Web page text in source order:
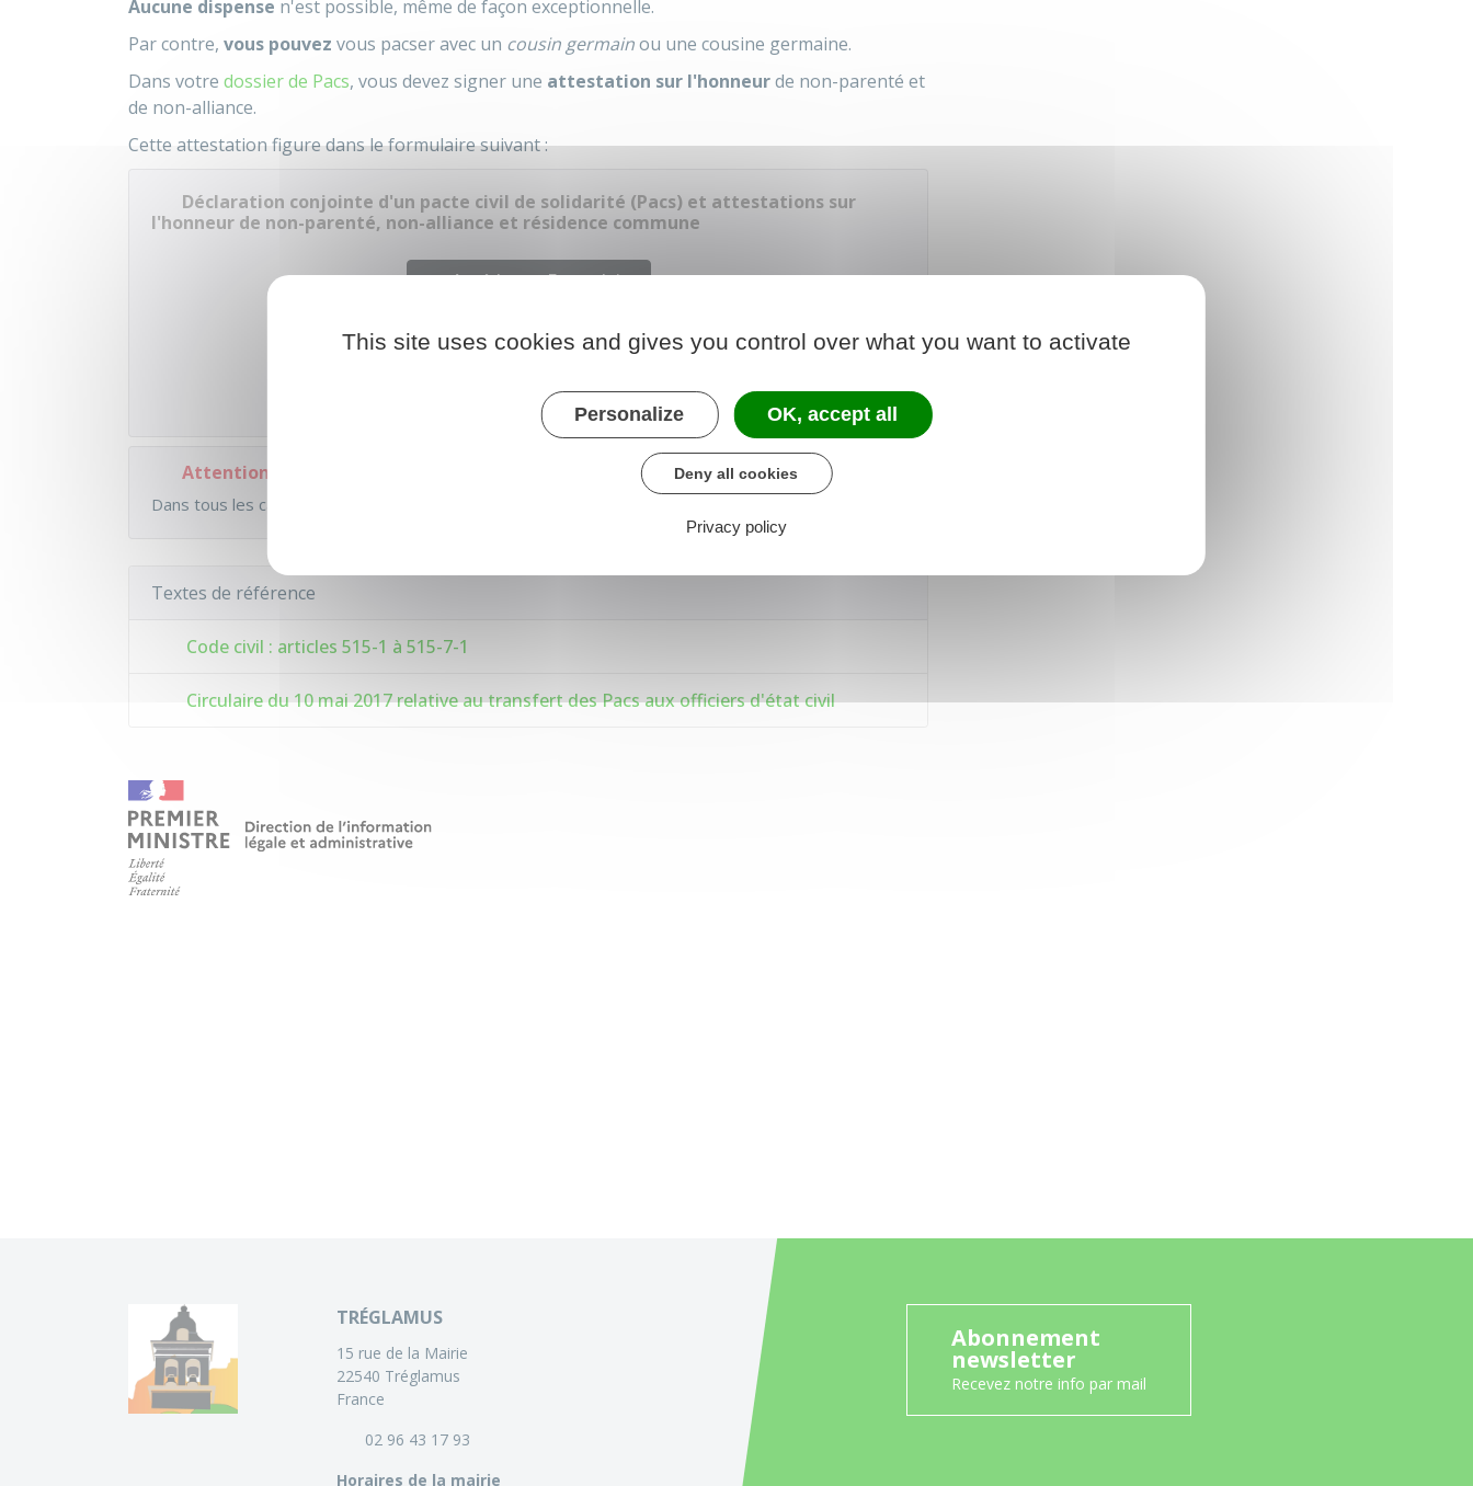
Aucune dispense n'est possible, même de façon exceptionnelle.
Par contre, vous pouvez vous pacser avec un cousin germainou une cousine germaine.
Dans votre dossier de Pacs, vous devez signer une attestation sur l'honneurde non-parenté et
de non-alliance.
Cette attestation figure dans le formulaire suivant :
Déclaration conjointe d'un pacte civil de solidarité (Pacs) et attestations sur
l'honneur de non-parenté, non-alliance et résidence commune
Accéder au Formulaire
Ministère chargé de la justice
Attention
Dans tous les cas, vous ne pouvez pas vous pacser si vous êtes
Textes de référence
Code civil : articles 515-1 à 515-7-1
Circulaire du 10 mai 2017 relative au transfert des Pacs aux officiers d'état civil
TRÉGLAMUS
15 rue de la Mairie
22540 Tréglamus
France
02 96 43 17 93
Horaires de la mairie
Abonnement
newsletter
Recevez notre info par mail
This site uses cookies and gives you control over what you want to activate
Personalize OK, accept all
Deny all cookies
Privacy policy